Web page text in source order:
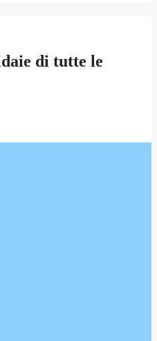
di tutte le